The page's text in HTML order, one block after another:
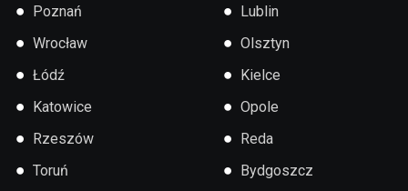
● Poznań
● Wrocław
● Łódź
● Katowice
● Rzeszów
● Toruń
● Lublin
● Olsztyn
● Kielce
● Opole
● Reda
● Bydgoszcz